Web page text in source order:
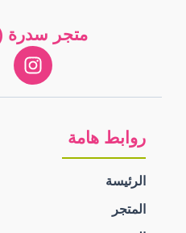
متجر
روابط هامة
الرئيسة
المتجر